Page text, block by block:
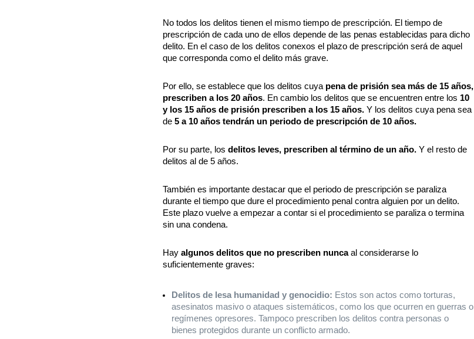
No todos los delitos tienen el mismo tiempo de prescripción. El tiempo de
prescripción de cada uno de ellos depende de las penas establecidas para dicho
delito. En el caso de los delitos conexos el plazo de prescripción será de aquel
que corresponda como el delito más grave.
Por ello, se establece que los delitos cuya pena de prisión sea más de 15 años,
prescriben a los 20 años. En cambio los delitos que se encuentren entre los 10
y los 15 años de prisión prescriben a los 15 años. Y los delitos cuya pena sea
de 5 a 10 años tendrán un periodo de prescripción de 10 años.
Por su parte, los delitos leves, prescriben al término de un año. Y el resto de
delitos al de 5 años.
También es importante destacar que el periodo de prescripción se paraliza
durante el tiempo que dure el procedimiento penal contra alguien por un delito.
Este plazo vuelve a empezar a contar si el procedimiento se paraliza o termina
sin una condena.
Hay algunos delitos que no prescriben nunca al considerarse lo
suficientemente graves:
Delitos de lesa humanidad y genocidio: Estos son actos como torturas,
asesinatos masivo o ataques sistemáticos, como los que ocurren en guerras o
regímenes opresores. Tampoco prescriben los delitos contra personas o
bienes protegidos durante un conflicto armado.